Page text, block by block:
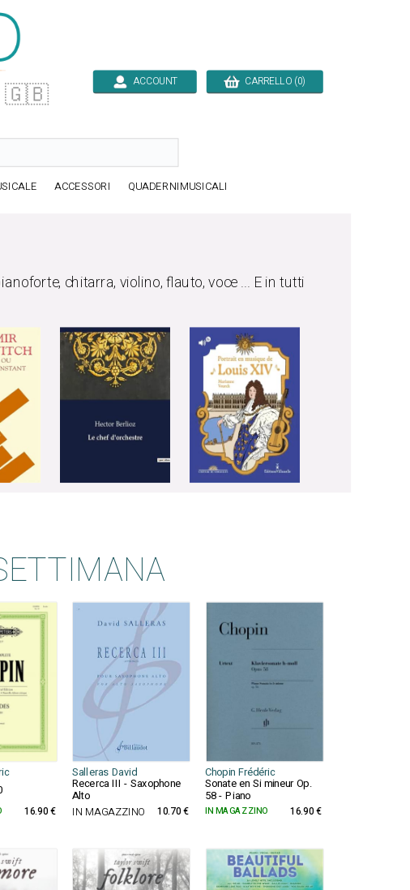
🇬🇧 ACCOUNT CARRELLO (0)
ACCESSORI QUADERNIMUSICALI
chitarra, violino, flauto, voce ... E in tutti
Salleras David Chopin Frédéric
Recerca III - Saxophone
Alto
Sonate en Si mineur Op.
58 - Piano
16.90 € IN MAGAZZINO 10.70 € IN MAGAZZINO 16.90 €